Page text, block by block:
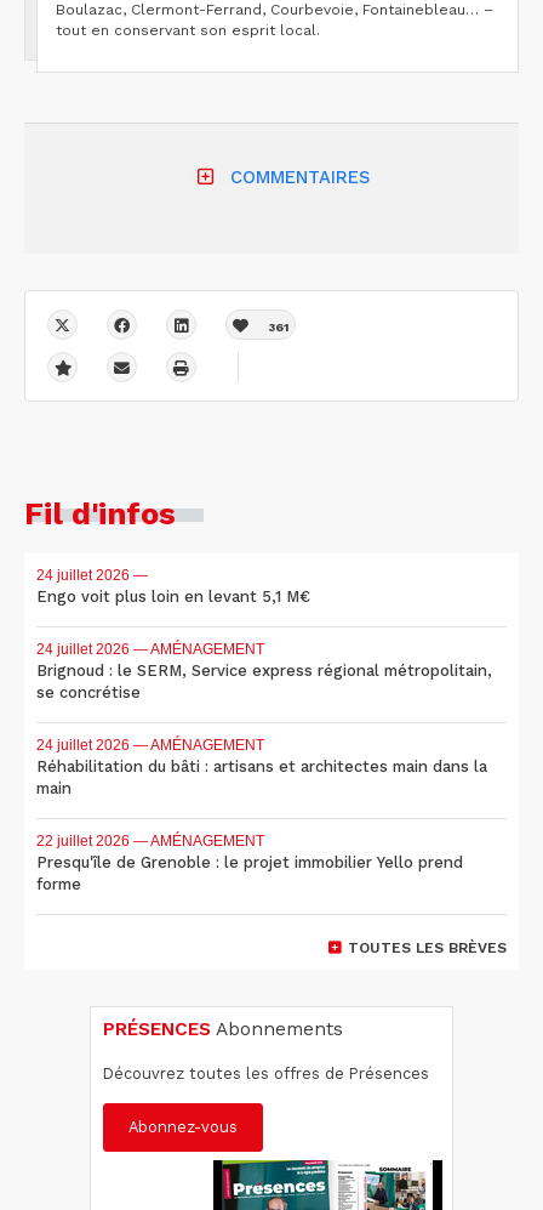
Boulazac, Clermont-Ferrand, Courbevoie, Fontainebleau… –
tout en conservant son esprit local.
COMMENTAIRES
361
Fil d'infos
24 juillet 2026 —
Engo voit plus loin en levant 5,1 M€
24 juillet 2026 — AMÉNAGEMENT
Brignoud : le SERM, Service express régional métropolitain,
se concrétise
24 juillet 2026 — AMÉNAGEMENT
Réhabilitation du bâti : artisans et architectes main dans la
main
22 juillet 2026 — AMÉNAGEMENT
Presqu'île de Grenoble : le projet immobilier Yello prend
forme
TOUTES LES BRÈVES
PRÉSENCES Abonnements
Découvrez toutes les offres de Présences
Abonnez-vous